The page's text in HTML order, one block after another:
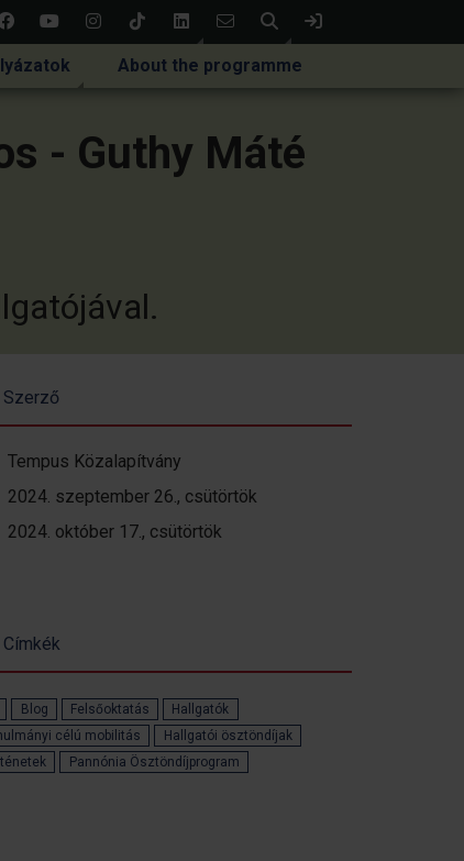
Keresés
About the programme
- Guthy Máté
Szerző
Tempus Közalapítvány
2024. szeptember 26., csütörtök
2024. október 17., csütörtök
Címkék
Blog Felsőoktatás
Hallgatók
célú mobilitás
Hallgatói ösztöndíjak
Pannónia Ösztöndíjprogram